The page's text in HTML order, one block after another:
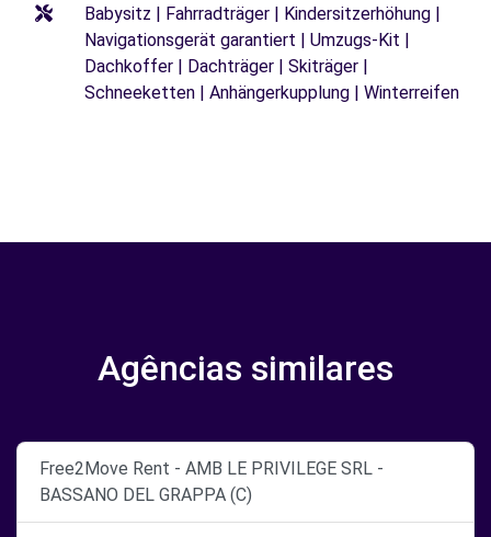
Babysitz | Fahrradträger | Kindersitzerhöhung |
Navigationsgerät garantiert | Umzugs-Kit |
Dachkoffer | Dachträger | Skiträger |
Schneeketten | Anhängerkupplung | Winterreifen
Agências similares
Free2Move Rent - AMB LE PRIVILEGE SRL -
BASSANO DEL GRAPPA (C)